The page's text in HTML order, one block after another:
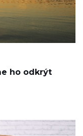
ho odkrýt